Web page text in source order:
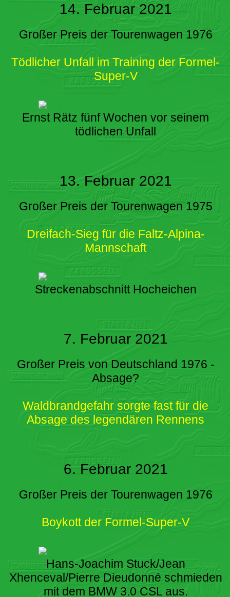
14. Februar 2021
Großer Preis der Tourenwagen 1976
Tödlicher Unfall im Training der Formel-
Super-V
Ernst Rätz fünf Wochen vor seinem
tödlichen Unfall
13. Februar 2021
Großer Preis der Tourenwagen 1975
Dreifach-Sieg für die Faltz-Alpina-
Mannschaft
Streckenabschnitt Hocheichen
7. Februar 2021
Großer Preis von Deutschland 1976 -
Absage?
Waldbrandgefahr sorgte fast für die
Absage des legendären Rennens
6. Februar 2021
Großer Preis der Tourenwagen 1976
Boykott der Formel-Super-V
Hans-Joachim Stuck/Jean
Xhenceval/Pierre Dieudonné schmieden
mit dem BMW 3.0 CSL aus.